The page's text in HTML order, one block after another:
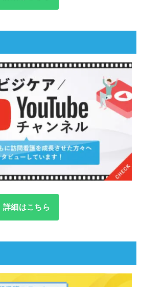
詳細はこちら